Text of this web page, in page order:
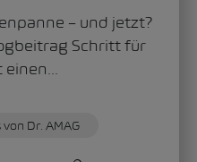
– und jetzt?
Schritt für
einen...
Dr. AMAG